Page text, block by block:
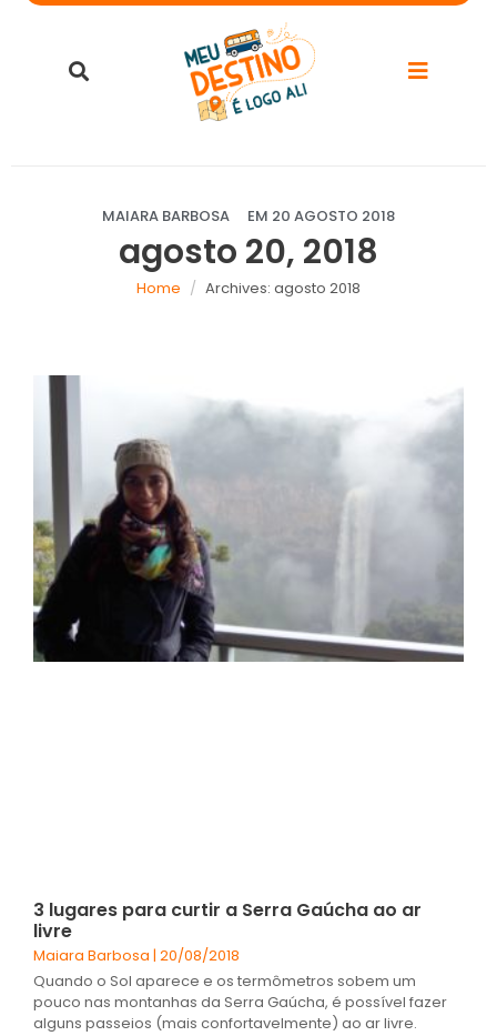
MAIARA BARBOSA EM 20 AGOSTO 2018
agosto 20, 2018
Home Archives: agosto 2018
3 lugares para curtir a Serra Gaúcha ao ar
livre
Maiara Barbosa 20/08/2018
Quando o Sol aparece e os termômetros sobem um
pouco nas montanhas da Serra Gaúcha, é possível fazer
alguns passeios (mais confortavelmente) ao ar livre.